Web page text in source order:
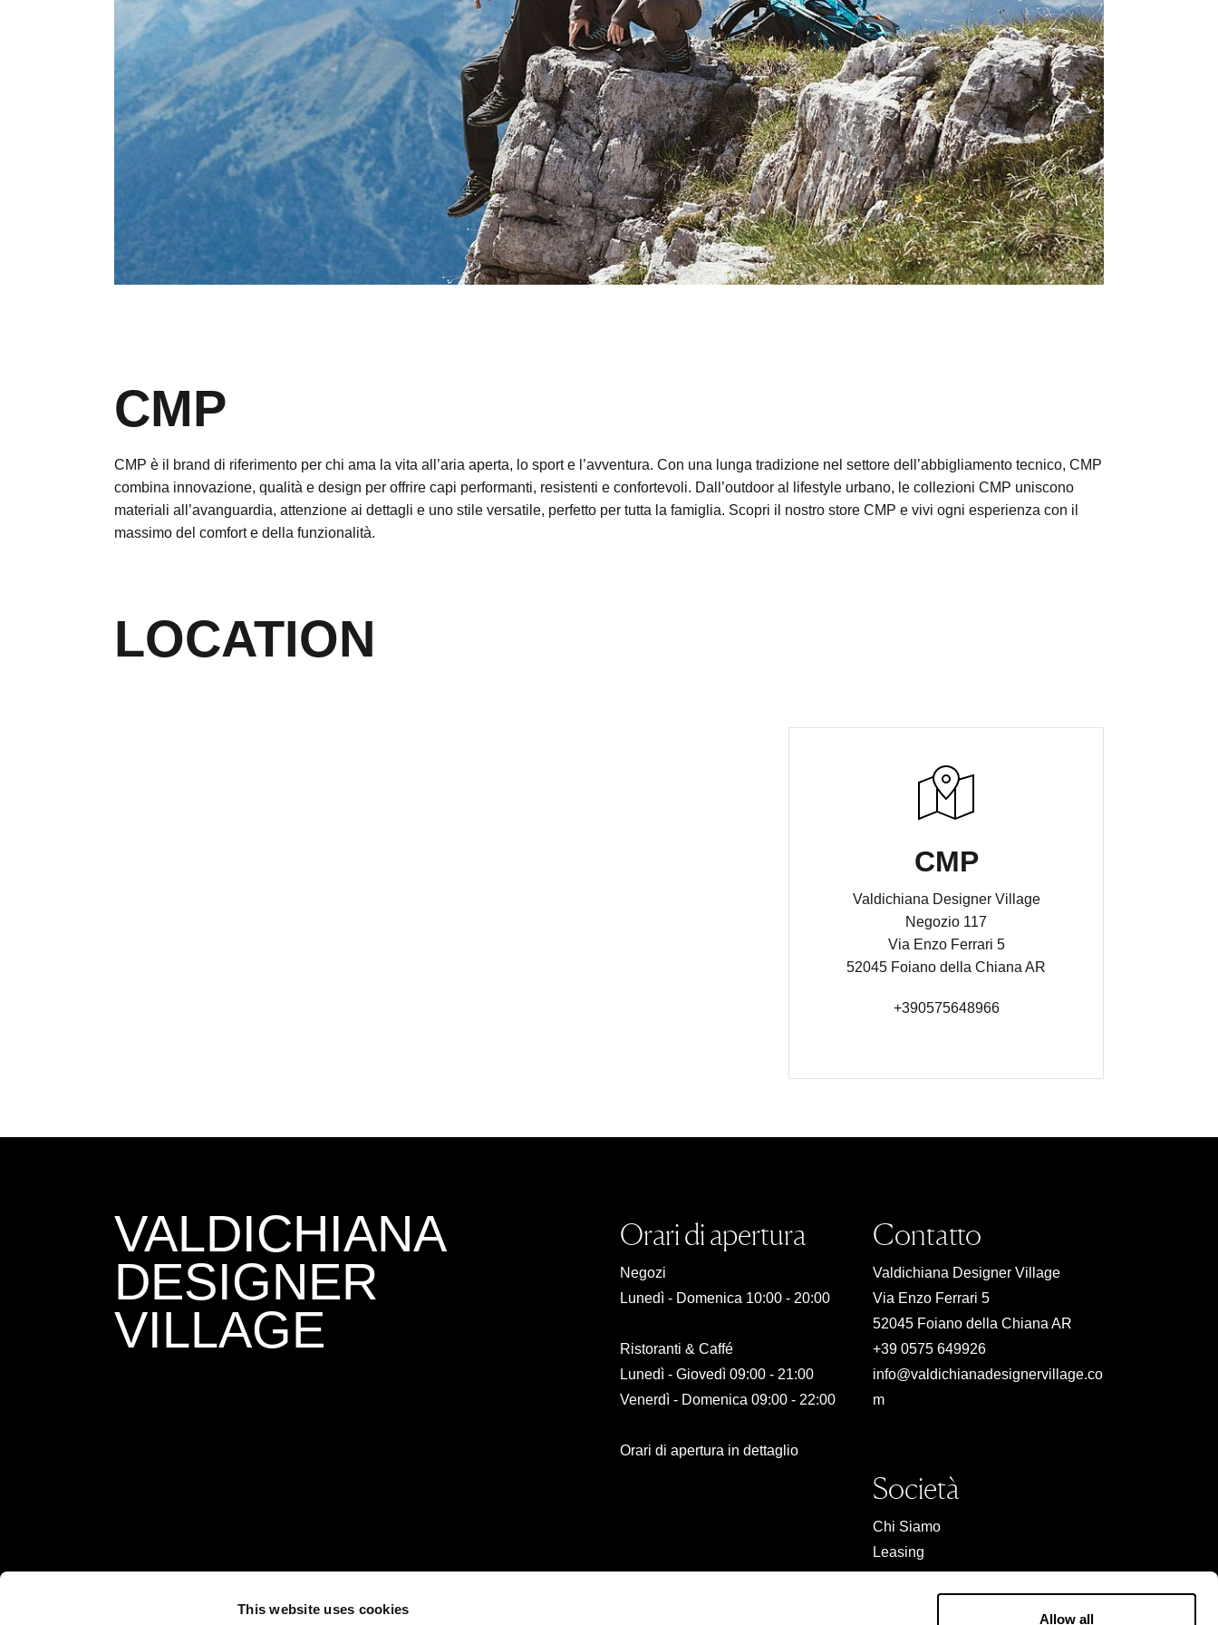
This website uses cookies
Allow all
CMP
CMP è il brand di riferimento per chi ama la vita all’aria aperta, lo sport e l’avventura. Con una lunga tradizione nel settore dell’abbigliamento tecnico, CMP
combina innovazione, qualità e design per offrire capi performanti, resistenti e confortevoli. Dall’outdoor al lifestyle urbano, le collezioni CMP uniscono
materiali all’avanguardia, attenzione ai dettagli e uno stile versatile, perfetto per tutta la famiglia. Scopri il nostro store CMP e vivi ogni esperienza con il
massimo del comfort e della funzionalità.
LOCATION
CMP
Valdichiana Designer Village
Negozio 117
Via Enzo Ferrari 5
52045 Foiano della Chiana AR
+390575648966
VALDICHIANA
DESIGNER
VILLAGE
Orari di apertura
Negozi
Lunedì - Domenica 10:00 - 20:00
Ristoranti & Caffé
Lunedì - Giovedì 09:00 - 21:00
Venerdì - Domenica 09:00 - 22:00
Orari di apertura in dettaglio
Contatto
Valdichiana Designer Village
Via Enzo Ferrari 5
52045 Foiano della Chiana AR
+39 0575 649926
info@valdichianadesignervillage.co
m
Società
Chi Siamo
Leasing